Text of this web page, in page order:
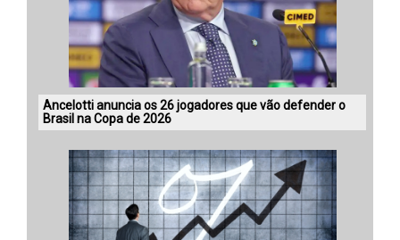
Ancelotti anuncia os 26 jogadores que vão defender o
Brasil na Copa de 2026